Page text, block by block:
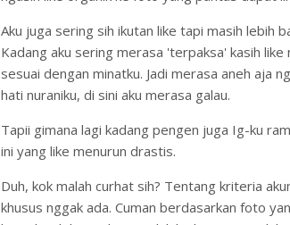
Aku juga sering sih ikutan like tapi masih lebih
Kadang aku sering merasa 'terpaksa' kasih
sesuai dengan minatku. Jadi merasa aneh aja
hati nuraniku, di sini aku merasa galau.
Tapii gimana lagi kadang pengen juga Ig-ku
ini yang like menurun drastis.
Duh, kok malah curhat sih? Tentang kriteria
khusus nggak ada. Cuman berdasarkan foto